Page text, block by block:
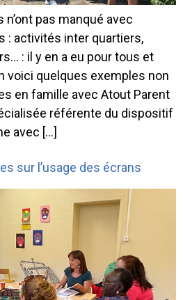
pas manqué avec
: activités inter quartiers,
: il y en a eu pour tous et
voici quelques exemples non
en famille avec Atout Parent
référente du dispositif
avec […]
sur l’usage des écrans